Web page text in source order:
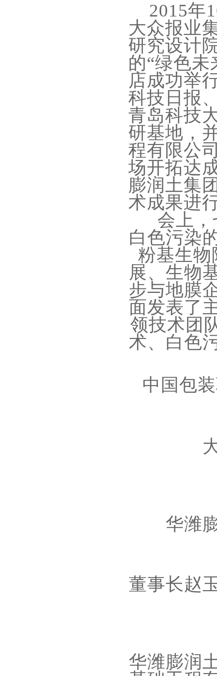
2015年
大众报业
研究设计
的“绿色
店成功举
科技日报
青岛科技
研基地，
程有限公
场开拓达
膨润土集
术成果进
会上
白色污染
粉基生物
展、生物
步与地膜
面发表了
领技术团
术、白色
中国包
华潍
董事长赵
华潍膨润